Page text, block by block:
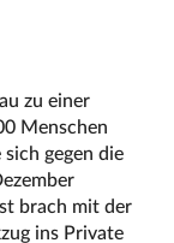
zu einer
Menschen
gegen die
brach mit der
ins Private